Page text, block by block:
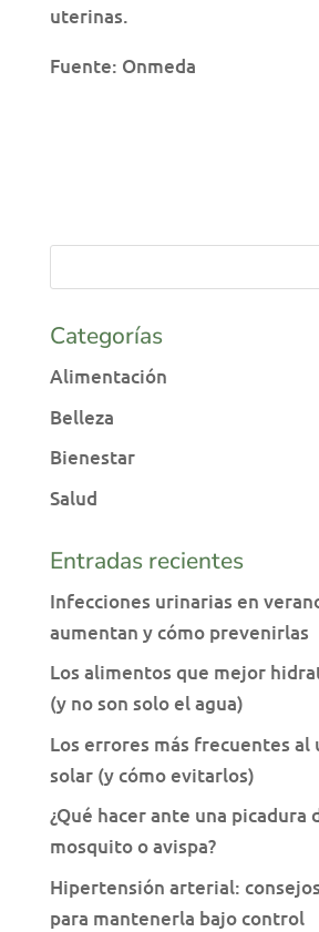
uterinas.
Fuente: Onmeda
Categorías
Alimentación
Belleza
Bienestar
Salud
Entradas recientes
Infecciones urinarias en
aumentan y cómo prevenirlas
Los alimentos que mejor
(y no son solo el agua)
Los errores más frecuentes
solar (y cómo evitarlos)
¿Qué hacer ante una picadura
mosquito o avispa?
Hipertensión arterial:
para mantenerla bajo control